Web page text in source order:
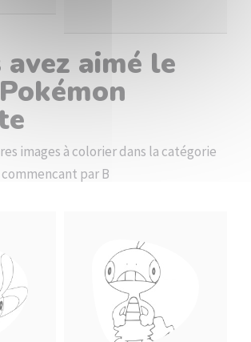
avez aimé le
images à colorier dans la catégorie
par B